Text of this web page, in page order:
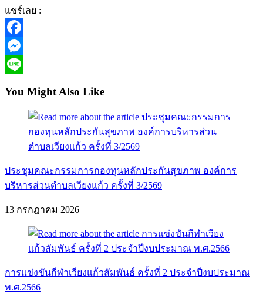
แชร์เลย :
Facebook
Messenger
You Might Also Like
ประชุมคณะกรรมการกองทุนหลักประกันสุขภาพ องค์การ
บริหารส่วนตำบลเวียงแก้ว ครั้งที่ 3/2569
13 กรกฎาคม 2026
การแข่งขันกีฬาเวียงแก้วสัมพันธ์ ครั้งที่ 2 ประจำปีงบประมาณ
พ.ศ.2566